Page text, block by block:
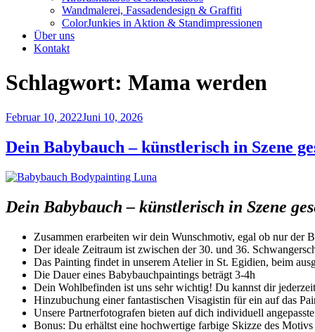
Wandmalerei, Fassadendesign & Graffiti
ColorJunkies in Aktion & Standimpressionen
Über uns
Kontakt
Schlagwort: Mama werden
Veröffentlicht
Februar 10, 2022Juni 10, 2026
Dein Babybauch – künstlerisch in Szene
Dein Babybauch – künstlerisch in Szene
Zusammen erarbeiten wir dein Wunschmotiv, egal ob nur der
Der ideale Zeitraum ist zwischen der 30. und 36.
Das Painting findet in unserem Atelier in St. Egidien, beim
Die Dauer eines Babybauchpaintings beträgt 3-4h
Dein Wohlbefinden ist uns sehr wichtig! Du kannst dir
Hinzubuchung einer fantastischen Visagistin für ein auf das
Unsere Partnerfotografen bieten auf dich individuell
Bonus: Du erhältst eine hochwertige farbige Skizze des